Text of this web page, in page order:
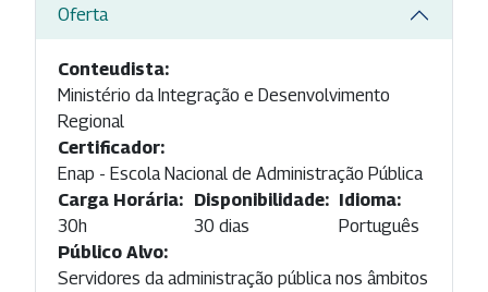
Oferta
Conteudista:
Ministério da Integração e Desenvolvimento
Regional
Certificador:
Enap - Escola Nacional de Administração Pública
Carga Horária:
30h
Disponibilidade:
30 dias
Idioma:
Português
Público Alvo:
Servidores da administração pública nos âmbitos